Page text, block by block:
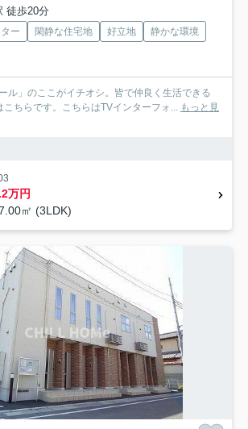
徒歩20分
ー 閑静な住宅地 好立地
静かな環境
ル」のここがイチオシ。皆で仲良く生活できる
ちらです。こちらはTVインターフォ... もっと見
万円
㎡ (3LDK)